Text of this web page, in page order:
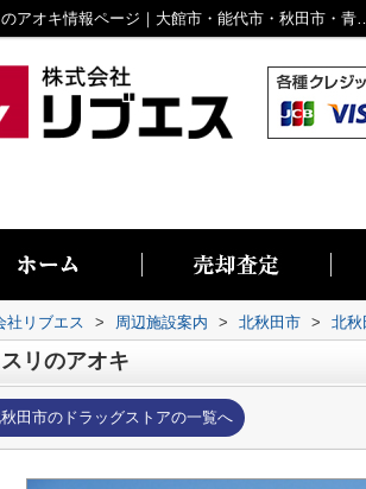
クスリのアオキ情報ページ｜大館市・能代市・
社リブエス > 周辺施設案内 > 北秋田市 > 北秋
リのアオキ
田市のドラッグストアの一覧へ